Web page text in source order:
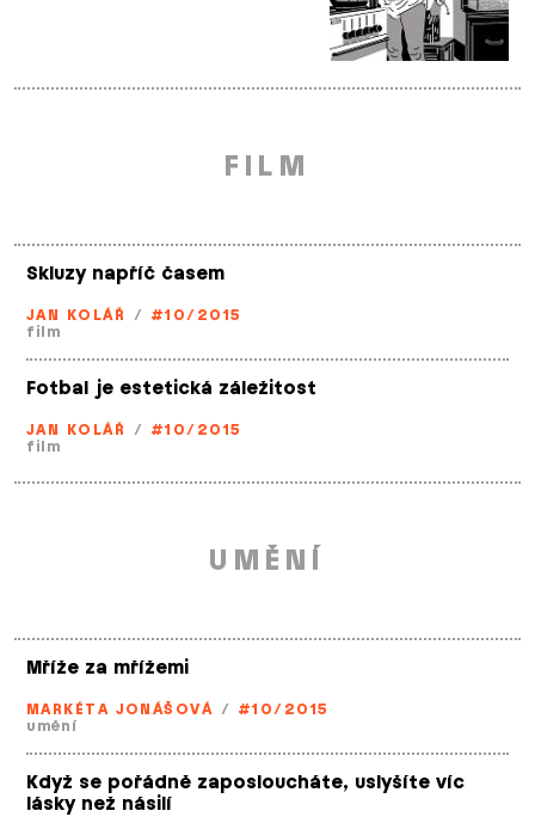
FILM
Skluzy napříč časem
JAN KOLÁŘ / #10/2015
film
Fotbal je estetická záležitost
JAN KOLÁŘ / #10/2015
film
UMĚNÍ
Mříže za mřížemi
MARKÉTA JONÁŠOVÁ / #10/2015
umění
Když se pořádně zaposloucháte, uslyšíte víc
lásky než násilí